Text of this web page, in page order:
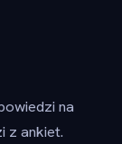
na
z ankiet.